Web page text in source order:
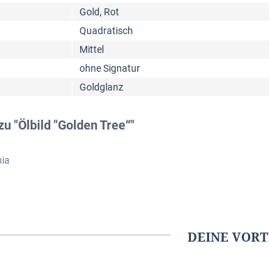
Gold, Rot
Quadratisch
Mittel
ohne Signatur
Goldglanz
"Ölbild "Golden Tree“"
DEINE